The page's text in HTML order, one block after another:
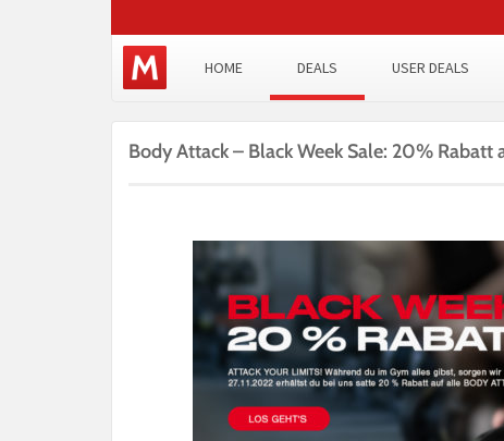
HOME DEALS USER DEALS
Body Attack – Black Week Sale: 20%